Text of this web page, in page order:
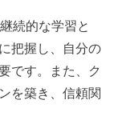
続的な学習と
把握し、自分の
です。また、ク
を築き、信頼関